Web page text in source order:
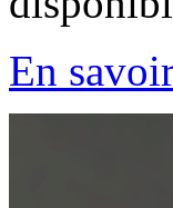
En